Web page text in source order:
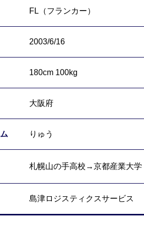
FL（フランカー）
2003/6/16
180cm 100kg
大阪府
りゅう
札幌山の手高校→京都産業大学
島津ロジスティクスサービス